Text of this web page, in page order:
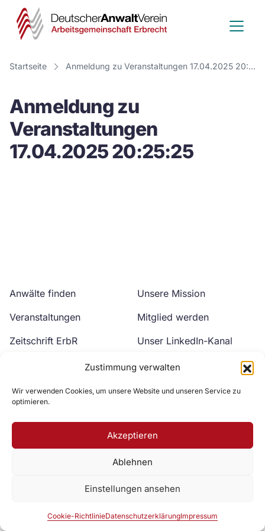
Zustimmung verwalten
Wir verwenden Cookies, um unsere Website und unseren Service zu
optimieren.
Akzeptieren
Ablehnen
Einstellungen ansehen
Cookie-RichtlinieDatenschutzerklärungImpressum
Deutscher
Anwalt
Verein
Startseite Anmeldung zu Veranstaltungen 17.04.2025 20:25:25
Anmeldung zu
Veranstaltungen
17.04.2025 20:25:25
Anwälte finden
Veranstaltungen
Zeitschrift ErbR
Unsere Mission
Mitglied werden
Unser LinkedIn-Kanal
Unser YouTube-Kanal
Zur DAV Webseite